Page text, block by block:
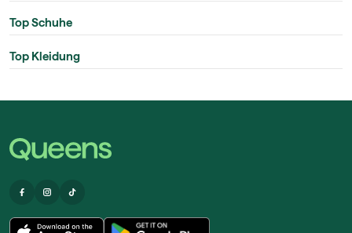
Top Schuhe
Top Kleidung